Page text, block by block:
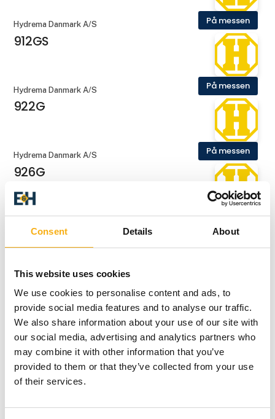
Consent Details About
This website uses cookies
We use cookies to personalise content and ads, to
provide social media features and to analyse our traffic.
We also share information about your use of our site with
our social media, advertising and analytics partners who
may combine it with other information that you’ve
provided to them or that they’ve collected from your use
of their services.
På messen
Hydrema Danmark A/S
912GS
På messen
Hydrema Danmark A/S
922G
På messen
Hydrema Danmark A/S
926G
928G
Adler - Fejemaskiner
På messen
O. Sylvester A/S
AJCE Hydraulisk nedbrydningsudstyr
På messen